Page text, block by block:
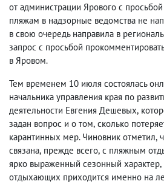
от администрации Ярового с
пляжам в надзорные ведомства не
в свою очередь направила в
запрос с просьбой
в Яровом.
Тем временем 10 июля состоялась
начальника управления края по
деятельности Евгения Дешевых,
задан вопрос и о том, сколько
карантинных мер. Чиновник отметил,
связана, прежде всего, с пляжным
ярко выраженный сезонный характер,
отдыхающих приходится именно на